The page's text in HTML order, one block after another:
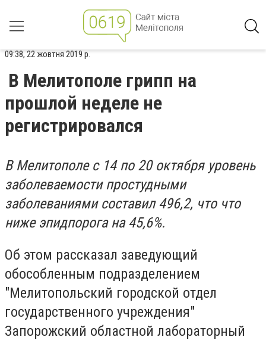
09:38, 22 жовтня 2019 р.
В Мелитополе грипп на
прошлой неделе не
регистрировался
В Мелитополе с 14 по 20 октября уровень
заболеваемости простудными
заболеваниями составил 496,2, что что
ниже эпидпорога на 45,6%.
Об этом рассказал заведующий
обособленным подразделением
"Мелитопольский городской отдел
государственного учреждения"
Запорожский областной лабораторный